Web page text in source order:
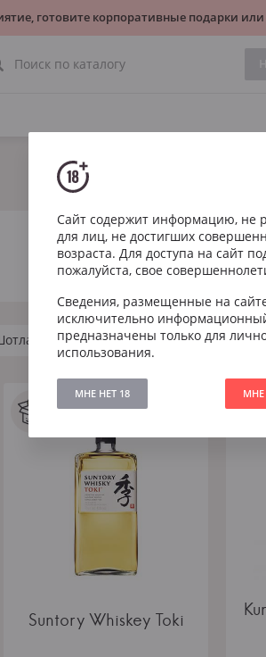
США 12 лет
Suntory Whiskey Toki
Сайт содержит информацию, не
для лиц, не достигших
возраста. Для доступа на сайт
пожалуйста, свое
Сведения, размещенные на
исключительно
предназначены только для
использования.
МНЕ НЕТ 18
готовите корпоративные подарки